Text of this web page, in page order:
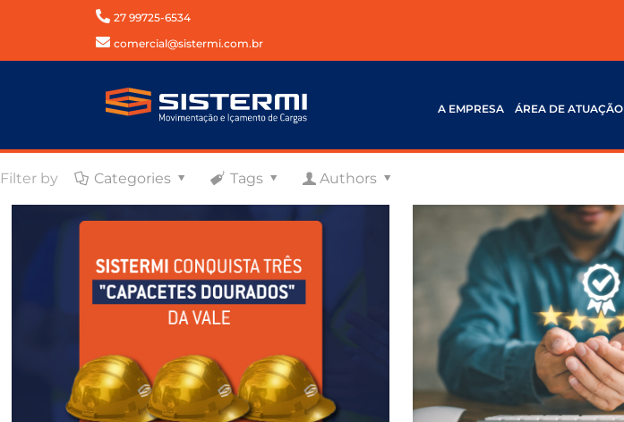
27 99725-6534
comercial@sistermi.com.br
A EMPRESA ÁREA DE ATUAÇÃO
Filter by Categories Tags Authors